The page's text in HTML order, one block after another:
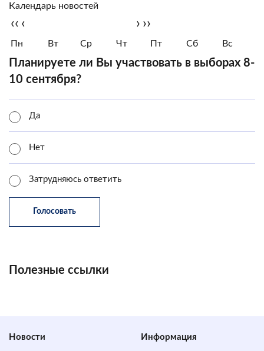
Календарь новостей
‹‹ ‹ › ››
Пн Вт Ср Чт Пт Сб Вс
Планируете ли Вы участвовать в выборах 8-
10 сентября?
Да
Нет
Затрудняюсь ответить
Полезные ссылки
Новости Информация